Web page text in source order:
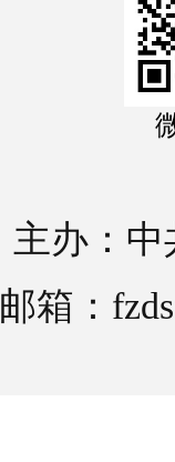
主办：
邮箱：